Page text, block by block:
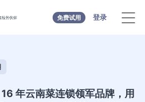
免费试用 登录
年云南菜连锁领军品牌，用